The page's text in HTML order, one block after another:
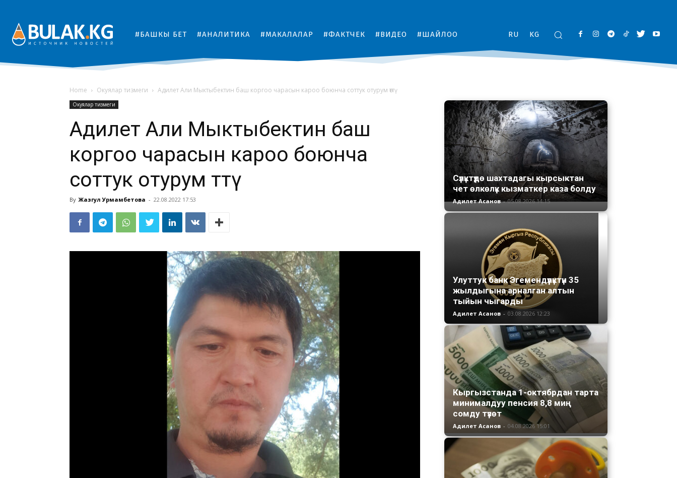
#БАШКЫ БЕТ #АНАЛИТИКА #МАКАЛАЛАР #ФАКТЧЕК #ВИДЕО #ШАЙЛОО RU KG
Home Окуялар тизмеги Адилет Али Мыктыбектин баш коргоо чарасын кароо боюнча соттук отурум өттү
Окуялар тизмеги
Адилет Али Мыктыбектин баш
коргоо чарасын кароо боюнча
соттук отурум өттү
By Жазгул Урмамбетова - 22.08.2022 17:53
Сүлүктүдө шахтадагы кырсыктан
чет өлкөлүк кызматкер каза болду
Адилет Асанов - 05.08.2026 14:15
Улуттук банк Эгемендүүлүктүн 35
жылдыгына арналган алтын
тыйын чыгарды
Адилет Асанов - 03.08.2026 12:23
Кыргызстанда 1-октябрдан тарта
минималдуу пенсия 8,8 миң
сомду түзөт
Адилет Асанов - 04.08.2026 15:01